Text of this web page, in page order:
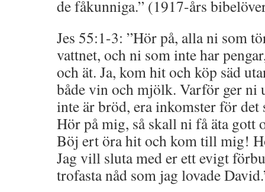
de fåkunniga.” (1917-års
Jes 55:1-3: ”Hör på, alla ni som
vattnet, och ni som inte har
och ät. Ja, kom hit och köp säd
både vin och mjölk. Varför ger ni
inte är bröd, era inkomster för det
Hör på mig, så skall ni få äta gott
Böj ert öra hit och kom till mig!
Jag vill sluta med er ett evigt
trofasta nåd som jag lovade